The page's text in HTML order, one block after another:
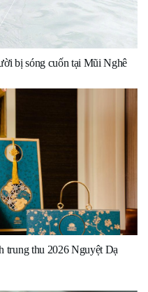
bị sóng cuốn tại Mũi Nghê
trung thu 2026 Nguyệt Dạ